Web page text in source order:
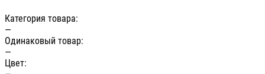
Категория товара:
—
Одинаковый товар:
—
Цвет: